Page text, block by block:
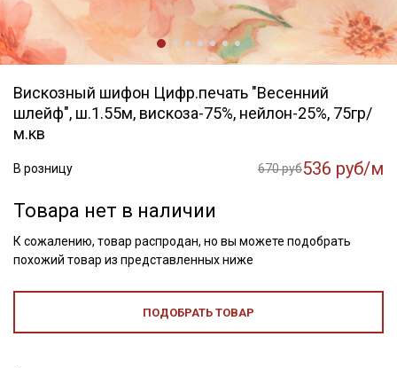
Вискозный шифон Цифр.печать "Весенний
шлейф", ш.1.55м, вискоза-75%, нейлон-25%, 75гр/
м.кв
В розницу 670 руб536 руб/м
Товара нет в наличии
К сожалению, товар распродан, но вы можете подобрать
похожий товар из представленных ниже
ПОДОБРАТЬ ТОВАР